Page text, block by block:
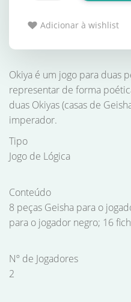
Adicionar à wishlist
Okiya é um jogo para duas
representar de forma
duas Okiyas (casas de
imperador.
Tipo
Jogo de Lógica
Conteúdo
8 peças Geisha para o
para o jogador negro; 16
Nº de Jogadores
2